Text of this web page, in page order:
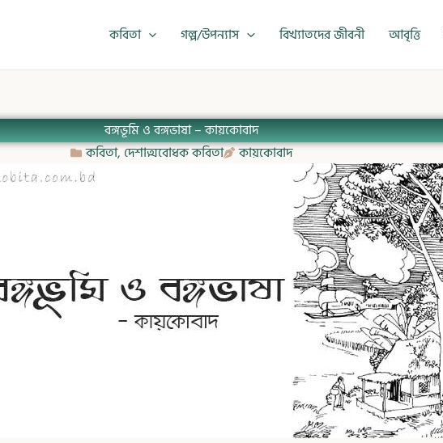
কবিতা গল্প/উপন্যাস বিখ্যাতদের জীবনী আবৃত্তি
বঙ্গভূমি ও বঙ্গভাষা – কায়কোবাদ
কবিতা, দেশাত্মবোধক কবিতা কায়কোবাদ